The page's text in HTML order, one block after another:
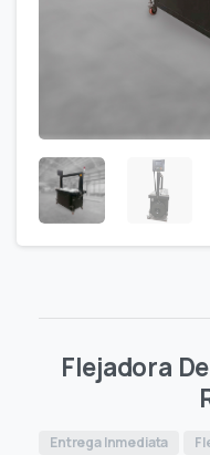
Flejadora
Entrega Inmediata